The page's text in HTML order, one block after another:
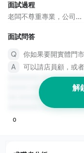
面試過程
老闆不尊重專業，公司...
面試問答
你如果要開實體門
可以請店員顧，或
解
0